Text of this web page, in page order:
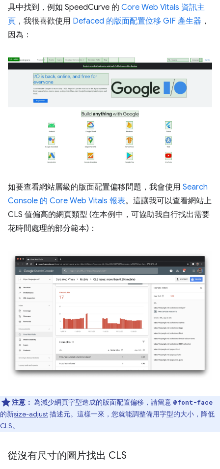
具中找到，例如 SpeedCurve 的 Core Web Vitals 資訊主
頁 ，我很喜歡使用 Defaced 的版面配置位移 GIF 產生器 ，
因為：
如要查看網站層級的版面配置偏移問題，我會使用 Search
Console 的 Core Web Vitals 報表。這讓我可以查看網站上
CLS 值偏高的網頁類型 (在本例中，可協助我自行找出需要
花時間處理的部分範本)：
注意： 為減少網頁字型造成的版面配置偏移，請留意 @font-face
的新size-adjust描述元。這樣一來，您就能調整備用字型的大小，降低
CLS。
從沒有尺寸的圖片找出 CLS